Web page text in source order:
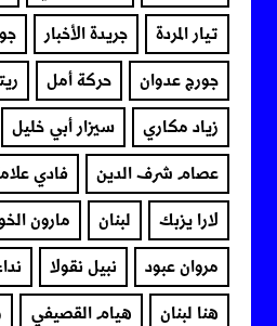
تيار المردة جريدة الأخبار
جورج عدوان حركة أمل
زياد مكاري سيزار أبي خليل
عصام شرف الدين فادي
لارا يزبك لبنان مارون
مروان عبود نبيل نقولا
هنا لبنان هيام القصيفي